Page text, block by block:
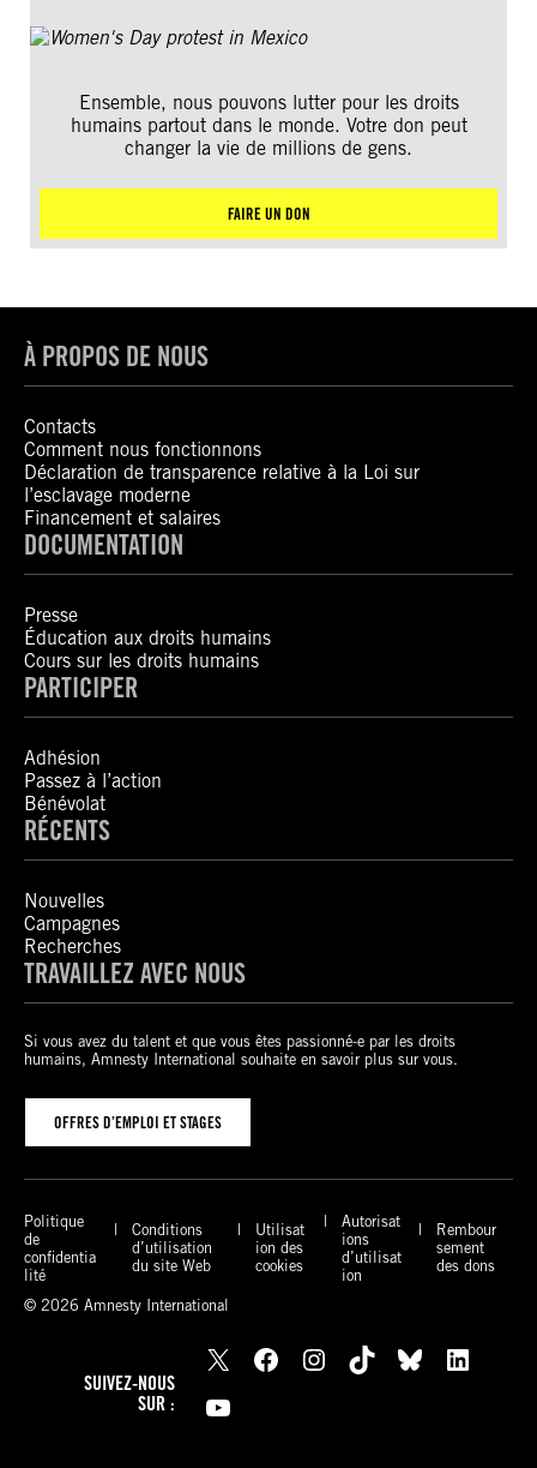
Ensemble, nous pouvons lutter pour les droits
humains partout dans le monde. Votre don peut
changer la vie de millions de gens.
FAIRE UN DON
À PROPOS DE NOUS
Contacts
Comment nous fonctionnons
Déclaration de transparence relative à la Loi sur
l’esclavage moderne
Financement et salaires
DOCUMENTATION
Presse
Éducation aux droits humains
Cours sur les droits humains
PARTICIPER
Adhésion
Passez à l’action
Bénévolat
RÉCENTS
Nouvelles
Campagnes
Recherches
TRAVAILLEZ AVEC NOUS
Si vous avez du talent et que vous êtes passionné-e par les droits
humains, Amnesty International souhaite en savoir plus sur vous.
OFFRES D’EMPLOI ET STAGES
Politique
de
confidentia
lité
Conditions
d’utilisation
du site Web
Utilisat
ion des
cookies
Autorisat
ions
d’utilisat
ion
Rembour
sement
des dons
© 2026 Amnesty International
SUIVEZ-NOUS
SUR :
X Facebook Instagram TikTok Bluesky
LinkedIn
YouTube